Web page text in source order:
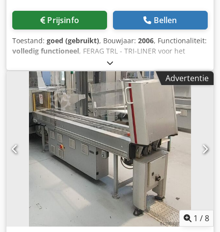
Prijsinfo Bellen
Toestand: goed (gebruikt), Bouwjaar: 2006, Functionaliteit:
volledig functioneel, FERAG TRL - TRI-LINER voor het
aanbrengen van kaarten en kortingsbonnen op
kettinggeleide drukproducten Credpfow Ud Ndox Anmjf
Advertentie
1 /8